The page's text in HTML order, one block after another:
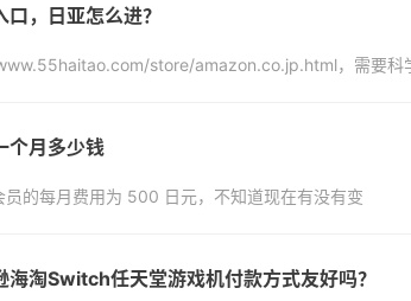
，日亚怎么进？
store/amazon.co.jp.html，需要科
个月多少钱
员的每月费用为 500 日元，不知道现在有没有变
海淘Switch任天堂游戏机付款方式友好吗？
满